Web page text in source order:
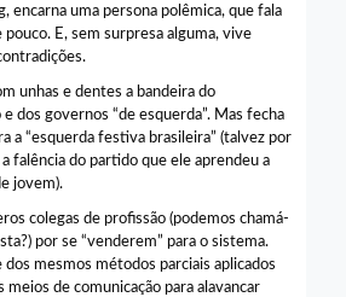
encarna uma persona polêmica, que fala
pouco. E, sem surpresa alguma, vive
unhas e dentes a bandeira do
dos governos “de esquerda”. Mas fecha
a “esquerda festiva brasileira” (talvez por
falência do partido que ele aprendeu a
jovem).
colegas de profissão (podemos chamá-
por se “venderem” para o sistema.
dos mesmos métodos parciais aplicados
meios de comunicação para alavancar